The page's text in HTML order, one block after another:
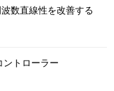
数直線性を改善する
ントローラー